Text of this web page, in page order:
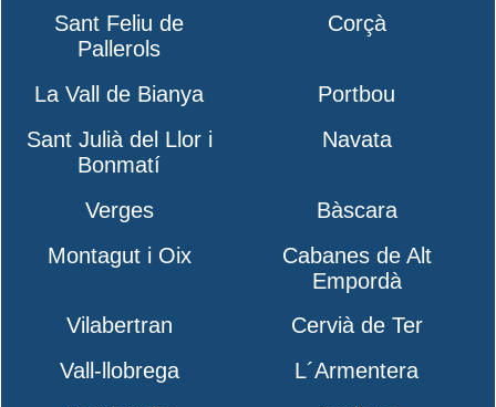
Sant Feliu de
Pallerols
Corçà
La Vall de Bianya
Portbou
Sant Julià del Llor i
Bonmatí
Navata
Verges
Bàscara
Montagut i Oix
Cabanes de Alt
Empordà
Vilabertran
Cervià de Ter
Vall-llobrega
L´Armentera